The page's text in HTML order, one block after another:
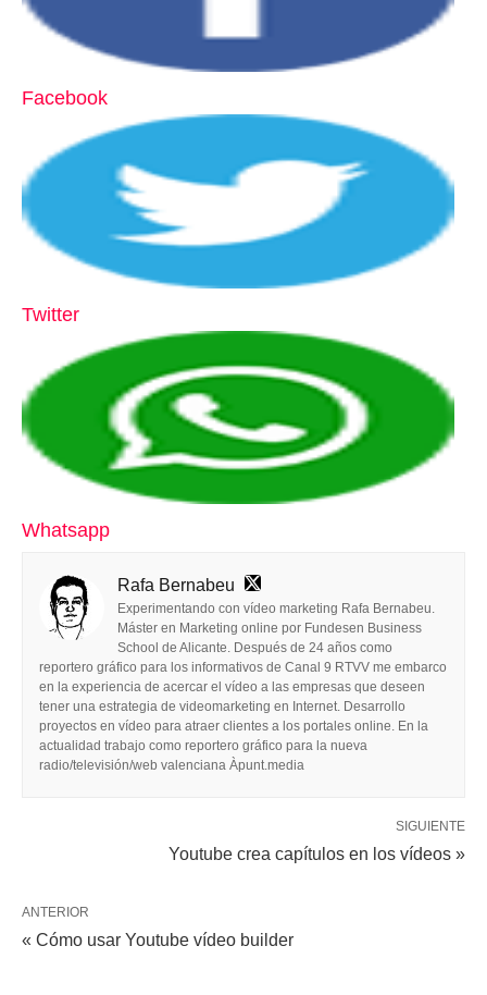
Facebook
Twitter
Whatsapp
Rafa Bernabeu
Experimentando con vídeo marketing Rafa Bernabeu.
Máster en Marketing online por Fundesen Business
School de Alicante. Después de 24 años como
reportero gráfico para los informativos de Canal 9 RTVV me embarco
en la experiencia de acercar el vídeo a las empresas que deseen
tener una estrategia de videomarketing en Internet. Desarrollo
proyectos en vídeo para atraer clientes a los portales online. En la
actualidad trabajo como reportero gráfico para la nueva
radio/televisión/web valenciana Àpunt.media
SIGUIENTE
Youtube crea capítulos en los vídeos »
ANTERIOR
« Cómo usar Youtube vídeo builder